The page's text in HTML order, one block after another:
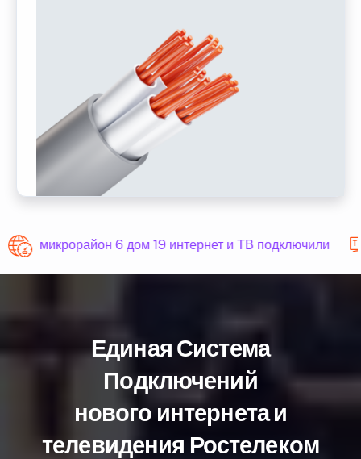
микрорайон 6 дом 19 интернет и ТВ подключили
Единая Система
Подключений
нового интернета и
телевидения Ростелеком